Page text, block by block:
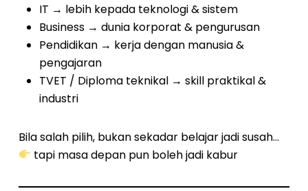
IT → lebih kepada teknologi & sistem
Business → dunia korporat & pengurusan
Pendidikan → kerja dengan manusia &
pengajaran
TVET / Diploma teknikal → skill praktikal &
industri
Bila salah pilih, bukan sekadar belajar jadi susah…
tapi masa depan pun boleh jadi kabur